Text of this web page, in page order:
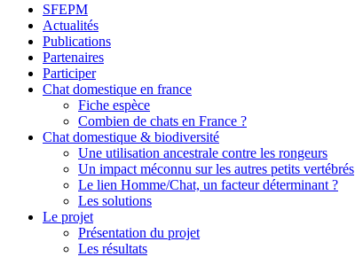
SFEPM
Actualités
Publications
Partenaires
Participer
Chat domestique en france
Fiche espèce
Combien de chats en France ?
Chat domestique & biodiversité
Une utilisation ancestrale contre les rongeurs
Un impact méconnu sur les autres petits vertébrés
Le lien Homme/Chat, un facteur déterminant ?
Les solutions
Le projet
Présentation du projet
Les résultats